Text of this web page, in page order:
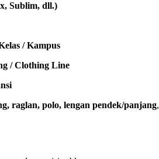
Sublim, dll.)
/ Kampus
/ Clothing Line
raglan, polo, lengan pendek/panjang